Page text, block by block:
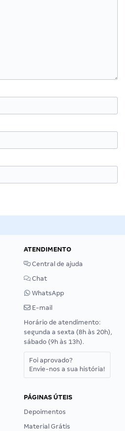
ATENDIMENTO
Central de ajuda
Chat
WhatsApp
E-mail
Horário de atendimento:
segunda a sexta (8h às 20h),
sábado (9h às 13h).
Foi aprovado?
Envie-nos a sua história!
PÁGINAS ÚTEIS
Depoimentos
Material Grátis